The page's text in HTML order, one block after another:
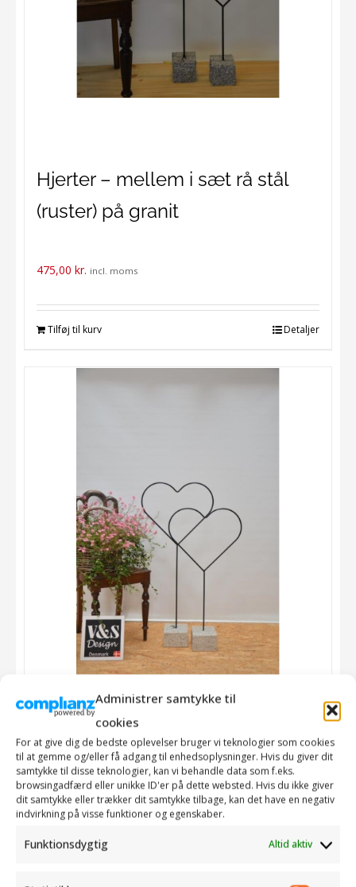
Administrer samtykke til
cookies
For at give dig de bedste oplevelser bruger vi teknologier som cookies
til at gemme og/eller få adgang til enhedsoplysninger. Hvis du giver dit
samtykke til disse teknologier, kan vi behandle data som f.eks.
browsingadfærd eller unikke ID'er på dette websted. Hvis du ikke giver
dit samtykke eller trækker dit samtykke tilbage, kan det have en negativ
indvirkning på visse funktioner og egenskaber.
Funktionsdygtig Altid aktiv
Hjerter – mellem i sæt rå stål
(ruster) på granit
475,00 kr. incl. moms
Tilføj til kurv Detaljer
Hjerter – mellem store i sæt,
sort lakeret på granit
650,00kr. incl. moms